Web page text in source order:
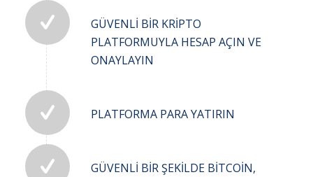
GÜVENLI BIR KRIPTO
PLATFORMUYLA HESAP AÇIN VE
ONAYLAYIN
PLATFORMA PARA YATIRIN
GÜVENLI BIR ŞEKILDE BITCOIN,